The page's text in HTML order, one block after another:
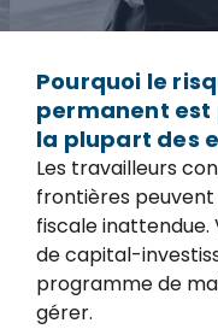
Pourquoi le
permanent est
la plupart des
Les travailleurs
frontières
fiscale inattendue.
de capital-
programme de
gérer.